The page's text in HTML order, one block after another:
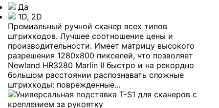
Да
1D, 2D
Премиальный ручной сканер всех типов
штрихкодов. Лучшее соотношение цены и
производительности. Имеет матрицу высокого
разрешения 1280x800 пикселей, что позволяет
Newland HR3280 Marlin II быстро и на рекордно
большом расстоянии распознавать сложные
штрихкоды: поврежденные...